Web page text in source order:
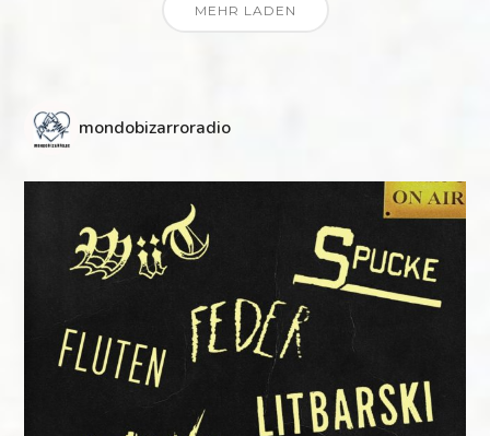
MEHR LADEN
mondobizarroradio